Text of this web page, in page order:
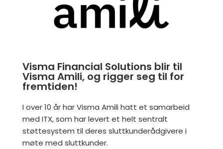
Visma Financial Solutions blir til
Visma Amili, og rigger seg til for
fremtiden!
I over 10 år har Visma Amili hatt et samarbeid
med ITX, som har levert et helt sentralt
støttesystem til deres sluttkunderådgivere i
møte med sluttkunder.